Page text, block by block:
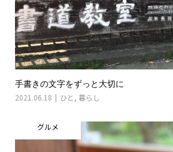
手書きの文字をずっと大切に
2021.06.18 ひと , 暮らし
グルメ